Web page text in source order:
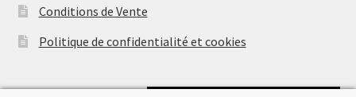
Conditions de Vente
Politique de confidentialité et cookies